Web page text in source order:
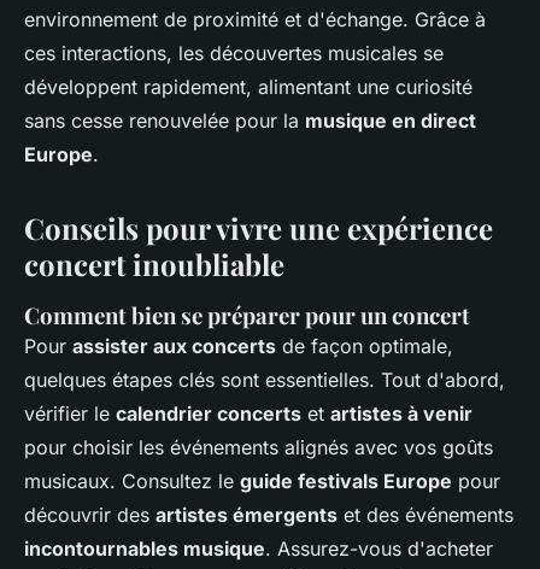
environnement de proximité et d'échange. Grâce à
ces interactions, les découvertes musicales se
développent rapidement, alimentant une curiosité
sans cesse renouvelée pour la musique en direct
Europe.
Conseils pour vivre une expérience
concert inoubliable
Comment bien se préparer pour un concert
Pour assister aux concerts de façon optimale,
quelques étapes clés sont essentielles. Tout d'abord,
vérifier le calendrier concerts et artistes à venir
pour choisir les événements alignés avec vos goûts
musicaux. Consultez le guide festivals Europe pour
découvrir des artistes émergents et des événements
incontournables musique. Assurez-vous d'acheter